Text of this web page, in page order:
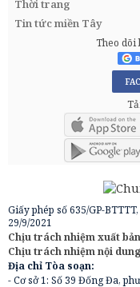
Thời trang
Tin tức miền Tây
Theo dõi
Giấy phép số 635/GP-
29/9/2021
Chịu trách nhiệm xuất
Chịu trách nhiệm nội
Địa chỉ Tòa soạn:
- Cơ sở 1: Số 39 Đống Đa,